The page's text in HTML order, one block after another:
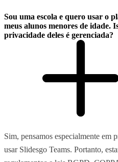
Sou uma escola e quero usar o
meus alunos menores de idade.
privacidade deles é gerenciada?
Sim, pensamos especialmente em
usar Slidesgo Teams. Portanto,